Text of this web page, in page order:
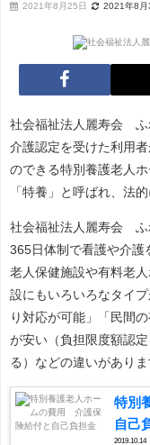
2021年8月25日 2021年8月
社会福祉法人麗寿会 ふ
介護認定を受けた利用
のできる特別養護老人
「特養」と呼ばれ、法
社会福祉法人麗寿会 ふ
365日体制で看護や介護
老人保健施設や有料老
設にもいろいろなタイ
り対応が可能」「民間
が安い（負担限度額認
る）などの違いがありま
特別
自己
2019.10.14